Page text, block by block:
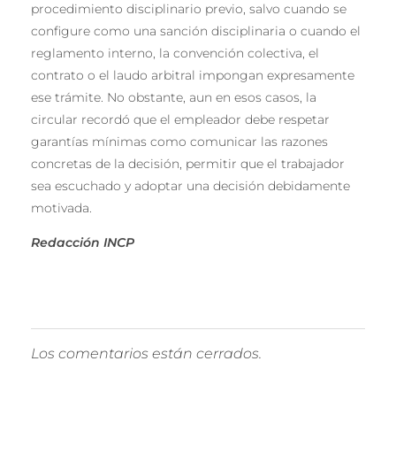
procedimiento disciplinario previo, salvo cuando se
configure como una sanción disciplinaria o cuando el
reglamento interno, la convención colectiva, el
contrato o el laudo arbitral impongan expresamente
ese trámite. No obstante, aun en esos casos, la
circular recordó que el empleador debe respetar
garantías mínimas como comunicar las razones
concretas de la decisión, permitir que el trabajador
sea escuchado y adoptar una decisión debidamente
motivada.
Redacción INCP
Los comentarios están cerrados.